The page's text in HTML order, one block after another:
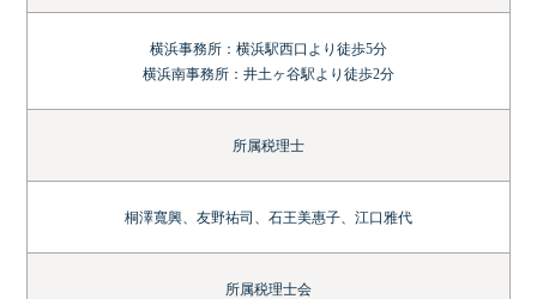
横浜事務所：横浜駅西口より徒歩5分
横浜南事務所：井土ヶ谷駅より徒歩2分
所属税理士
桐澤寬興、友野祐司、石王美惠子、江口雅代
所属税理士会